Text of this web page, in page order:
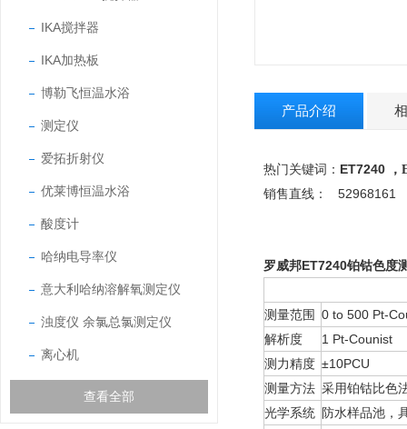
IKA搅拌器
IKA加热板
博勒飞恒温水浴
测定仪
爱拓折射仪
优莱博恒温水浴
酸度计
哈纳电导率仪
意大利哈纳溶解氧测定仪
浊度仪 余氯总氯测定仪
离心机
查看全部
产品介绍
热门关键词： ET7240 ，
销售直线：
52968161
罗威邦ET7240铂钴色度
测量范围 0 to 500 Pt-
解析度
1 Pt-Counist
测力精度 ±10PCU
测量方法 采用铂钴比色
光学系统 防水样品池，